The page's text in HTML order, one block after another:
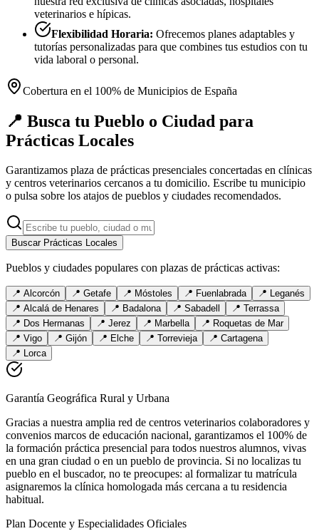
veterinarios e hípicas.
Flexibilidad Horaria: Ofrecemos planes adaptables y
tutorías personalizadas para que combines tus estudios con tu
vida laboral o personal.
Cobertura en el 100% de Municipios de España
📍 Busca tu Pueblo o Ciudad para
Prácticas Locales
Garantizamos plaza de prácticas presenciales concertadas en clínicas
y centros veterinarios cercanos a tu domicilio. Escribe tu municipio
o pulsa sobre los atajos de pueblos y ciudades recomendados.
Buscar Prácticas Locales
Pueblos y ciudades populares con plazas de prácticas activas:
📍 Alcorcón 📍 Getafe 📍 Móstoles 📍 Fuenlabrada 📍 Leganés
📍 Alcalá de Henares 📍 Badalona 📍 Sabadell 📍 Terrassa
📍 Dos Hermanas 📍 Jerez 📍 Marbella 📍 Roquetas de Mar
📍 Vigo 📍 Gijón 📍 Elche 📍 Torrevieja 📍 Cartagena
📍 Lorca
Garantía Geográfica Rural y Urbana
Gracias a nuestra amplia red de centros veterinarios colaboradores y
convenios marcos de educación nacional, garantizamos el 100% de
la formación práctica presencial para todos nuestros alumnos, vivas
en una gran ciudad o en un pueblo de provincia. Si no localizas tu
pueblo en el buscador, no te preocupes: al formalizar tu matrícula
asignaremos la clínica homologada más cercana a tu residencia
habitual.
Plan Docente y Especialidades Oficiales